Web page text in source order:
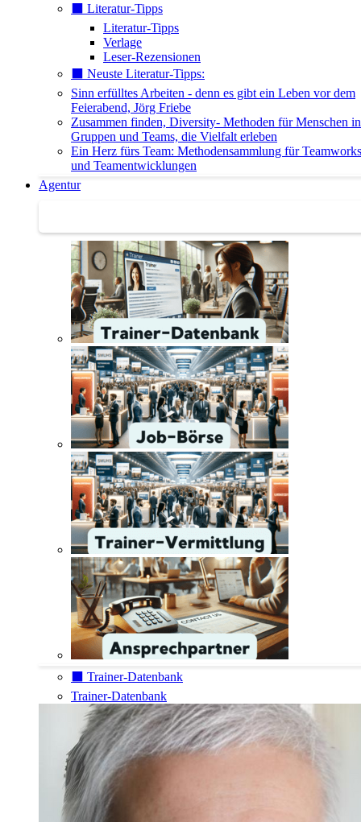
⬛️ Literatur-Tipps
Literatur-Tipps
Verlage
Leser-Rezensionen
⬛️ Neuste Literatur-Tipps:
Sinn erfülltes Arbeiten - denn es gibt ein Leben vor dem
Feierabend, Jörg Friebe
Zusammen finden, Diversity- Methoden für Menschen in
Gruppen und Teams, die Vielfalt erleben
Ein Herz fürs Team: Methodensammlung für
und Teamentwicklungen
Agentur
⬛️ Trainer-Datenbank
Trainer-Datenbank